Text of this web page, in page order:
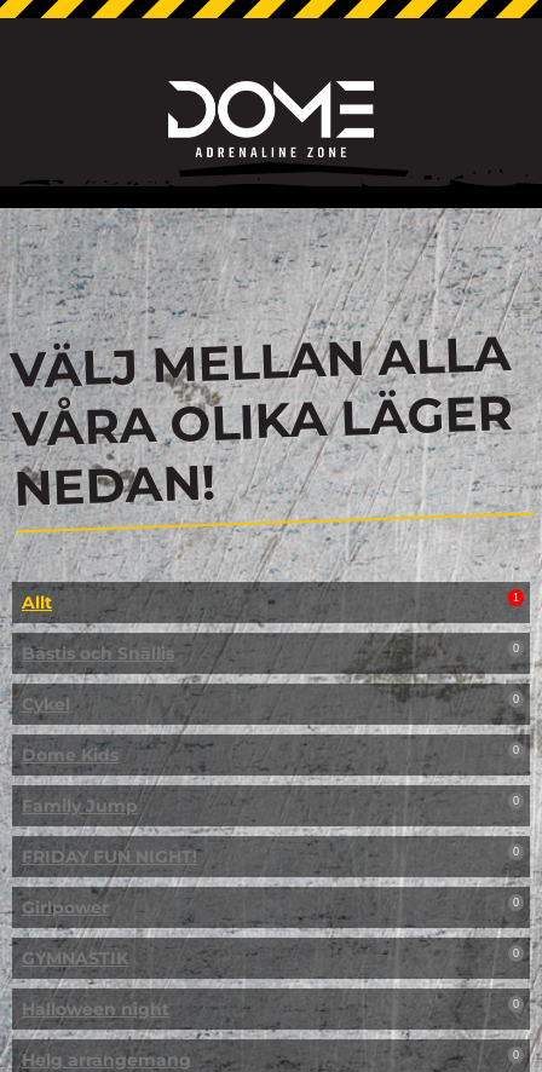
VÄLJ MELLAN ALLA
VÅRA OLIKA LÄGER
NEDAN!
Allt 1
Bästis och Snällis 0
Cykel 0
Dome Kids 0
Family Jump 0
FRIDAY FUN NIGHT! 0
Girlpower 0
GYMNASTIK 0
Halloween night 0
Helg arrangemang 0